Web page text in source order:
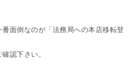
面倒なのが「法務局への本店移転登
認下さい。